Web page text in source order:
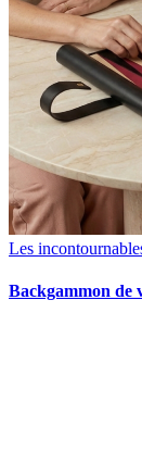
Les
Backgammon de